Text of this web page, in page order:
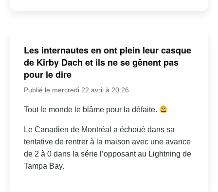
Les internautes en ont plein leur casque
de Kirby Dach et ils ne se gênent pas
pour le dire
Publié le mercredi 22 avril à 20:26
Tout le monde le blâme pour la défaite.
Le Canadien de Montréal a échoué dans sa
tentative de rentrer à la maison avec une avance
de 2 à 0 dans la série l’opposant au Lightning de
Tampa Bay.